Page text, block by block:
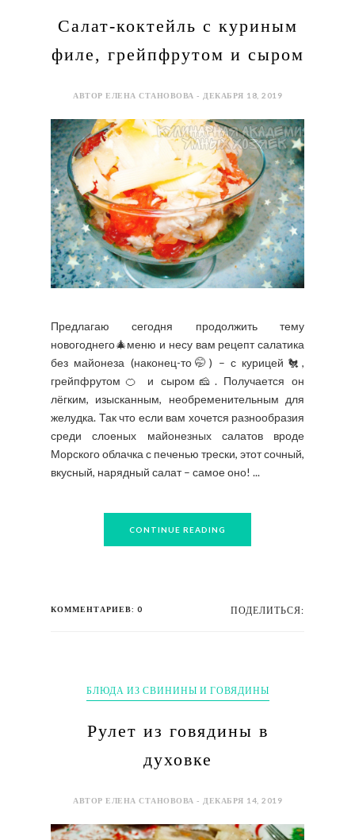
Салат-коктейль с куриным
филе, грейпфрутом и сыром
АВТОР ЕЛЕНА СТАНОВОВА - ДЕКАБРЯ 18, 2019
Предлагаю сегодня продолжить тему
новогоднего🎄меню и несу вам рецепт салатика
без майонеза (наконец-то🤭) – с курицей🐔,
грейпфрутом🍊 и сыром🧀. Получается он
лёгким, изысканным, необременительным для
желудка. Так что если вам хочется разнообразия
среди слоеных майонезных салатов вроде
Морского облачка с печенью трески, этот сочный,
вкусный, нарядный салат – самое оно! ...
CONTINUE READING
КОММЕНТАРИЕВ: 0 ПОДЕЛИТЬСЯ:
БЛЮДА ИЗ СВИНИНЫ И ГОВЯДИНЫ
Рулет из говядины в
духовке
АВТОР ЕЛЕНА СТАНОВОВА - ДЕКАБРЯ 14, 2019